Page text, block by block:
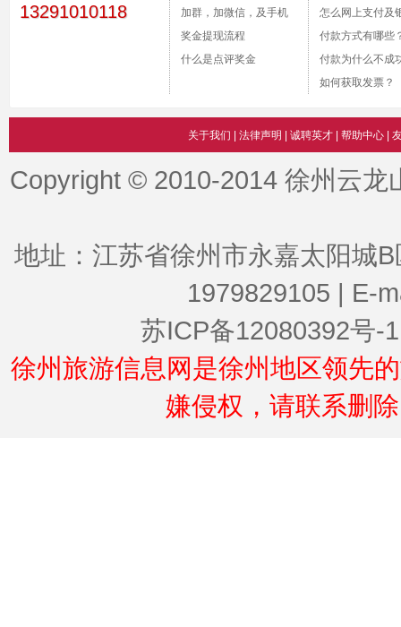
13291010118
加群，加微信，及手机
付款。
奖金提现流程
什么是点评奖金
怎么网上支付及
号？
付款方式有哪些
付款为什么不成
如何获取发票？
关于我们 | 法律声明 | 诚聘英才| 帮助中心|
Copyright © 2010-2014 徐州云龙
地址：江苏省徐州市永嘉太阳城
1979829105 | E-
苏ICP备12080392号-1
徐州旅游信息网是徐州地区领先
嫌侵权，请联系删